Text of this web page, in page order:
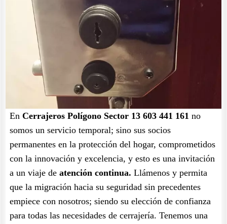
En Cerrajeros Polígono Sector 13 603 441 161 no
somos un servicio temporal; sino sus socios
permanentes en la protección del hogar, comprometidos
con la innovación y excelencia, y esto es una invitación
a un viaje de atención continua. Llámenos y permita
que la migración hacia su seguridad sin precedentes
empiece con nosotros; siendo su elección de confianza
para todas las necesidades de cerrajería. Tenemos una